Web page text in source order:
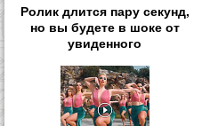
Ролик длится пару секунд,
но вы будете в шоке от
увиденного